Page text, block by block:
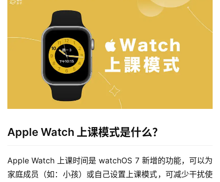
Apple Watch 上课模式是什么？
Apple Watch 上课时间是 watchOS 7 新增的功能，可以为
家庭成员（如：小孩）或自己设置上课模式，可减少干扰使